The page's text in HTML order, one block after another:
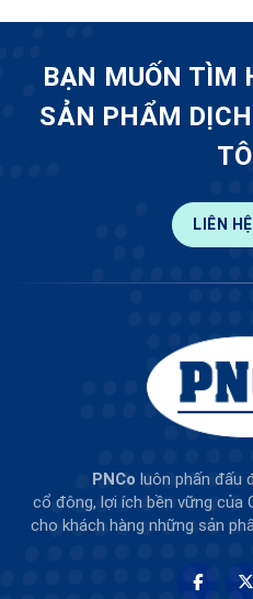
BẠN MUỐN TÌM
SẢN PHẨM
LIÊN
PNCo luôn phấn đấu
cổ đông, lợi ích bền vững của
cho khách hàng những sản